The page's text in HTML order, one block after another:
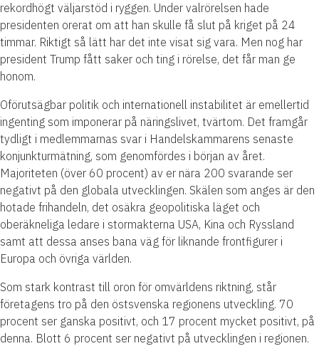
rekordhögt väljarstöd i ryggen. Under valrörelsen hade
presidenten orerat om att han skulle få slut på kriget på 24
timmar. Riktigt så lätt har det inte visat sig vara. Men nog har
president Trump fått saker och ting i rörelse, det får man ge
honom.
Oförutsägbar politik och internationell instabilitet är emellertid
ingenting som imponerar på näringslivet, tvärtom. Det framgår
tydligt i medlemmarnas svar i Handelskammarens senaste
konjunkturmätning, som genomfördes i början av året.
Majoriteten (över 60 procent) av er nära 200 svarande ser
negativt på den globala utvecklingen. Skälen som anges är den
hotade frihandeln, det osäkra geopolitiska läget och
oberäkneliga ledare i stormakterna USA, Kina och Ryssland
samt att dessa anses bana väg för liknande frontfigurer i
Europa och övriga världen.
Som stark kontrast till oron för omvärldens riktning, står
företagens tro på den östsvenska regionens utveckling. 70
procent ser ganska positivt, och 17 procent mycket positivt, på
denna. Blott 6 procent ser negativt på utvecklingen i regionen.